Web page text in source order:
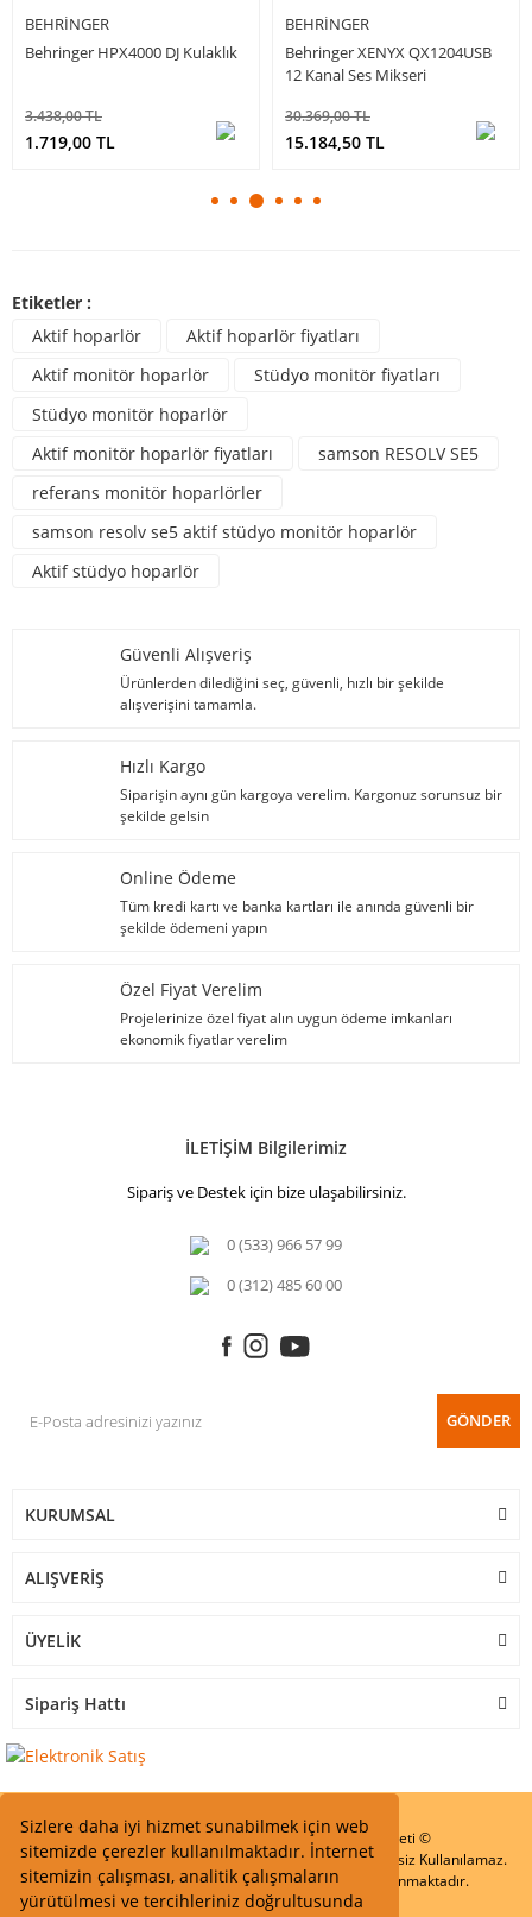
Sizlere daha iyi hizmet sunabilmek için web
sitemizde çerezler kullanılmaktadır. İnternet
sitemizin çalışması, analitik çalışmaların
yürütülmesi ve tercihleriniz doğrultusunda
BEHRINGER
Behringer HPX4000 DJ Kulaklık
3.438,00 TL
1.719,00 TL
BEHRINGER
Behringer XENYX QX1204USB
12 Kanal Ses Mikseri
30.369,00 TL
15.184,50 TL
Etiketler :
Aktif hoparlör
Aktif hoparlör fiyatları
Aktif monitör hoparlör
Stüdyo monitör fiyatları
Stüdyo monitör hoparlör
Aktif monitör hoparlör fiyatları
samson RESOLV SE5
referans monitör hoparlörler
samson resolv se5 aktif stüdyo monitör hoparlör
Aktif stüdyo hoparlör
Güvenli Alışveriş
Ürünlerden dilediğini seç, güvenli, hızlı bir şekilde
alışverişini tamamla.
Hızlı Kargo
Siparişin aynı gün kargoya verelim. Kargonuz sorunsuz bir
şekilde gelsin
Online Ödeme
Tüm kredi kartı ve banka kartları ile anında güvenli bir
şekilde ödemeni yapın
Özel Fiyat Verelim
Projelerinize özel fiyat alın uygun ödeme imkanları
ekonomik fiyatlar verelim
İLETİŞİM Bilgilerimiz
Sipariş ve Destek için bize ulaşabilirsiniz.
0 (533) 966 57 99
0 (312) 485 60 00
GÖNDER
KURUMSAL
ALIŞVERİŞ
ÜYELİK
Sipariş Hattı
Start Elektronik Sanayi ve Ticaret Limited Şirketi ©
Resimler Yazılar ve İçeriklerin Tüm hakları saklıdır ve İzinsiz Kullanılamaz.
Kredi kartı bilgileriniz 256bit SSL Sertifikası ile Korunmaktadır.